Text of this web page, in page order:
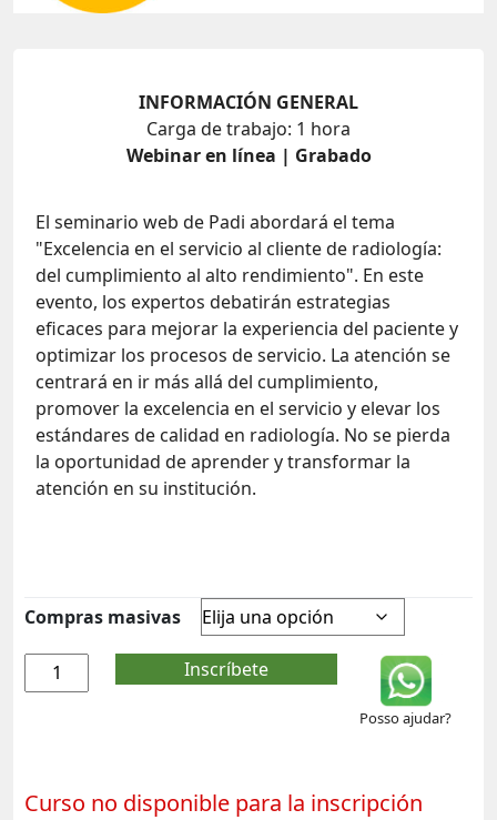
INFORMACIÓN GENERAL
Carga de trabajo: 1 hora
Webinar en línea | Grabado
El seminario web de Padi abordará el tema
"Excelencia en el servicio al cliente de radiología:
del cumplimiento al alto rendimiento". En este
evento, los expertos debatirán estrategias
eficaces para mejorar la experiencia del paciente y
optimizar los procesos de servicio. La atención se
centrará en ir más allá del cumplimiento,
promover la excelencia en el servicio y elevar los
estándares de calidad en radiología. No se pierda
la oportunidad de aprender y transformar la
atención en su institución.
Compras masivas
Inscríbete
Posso ajudar?
Curso no disponible para la inscripción